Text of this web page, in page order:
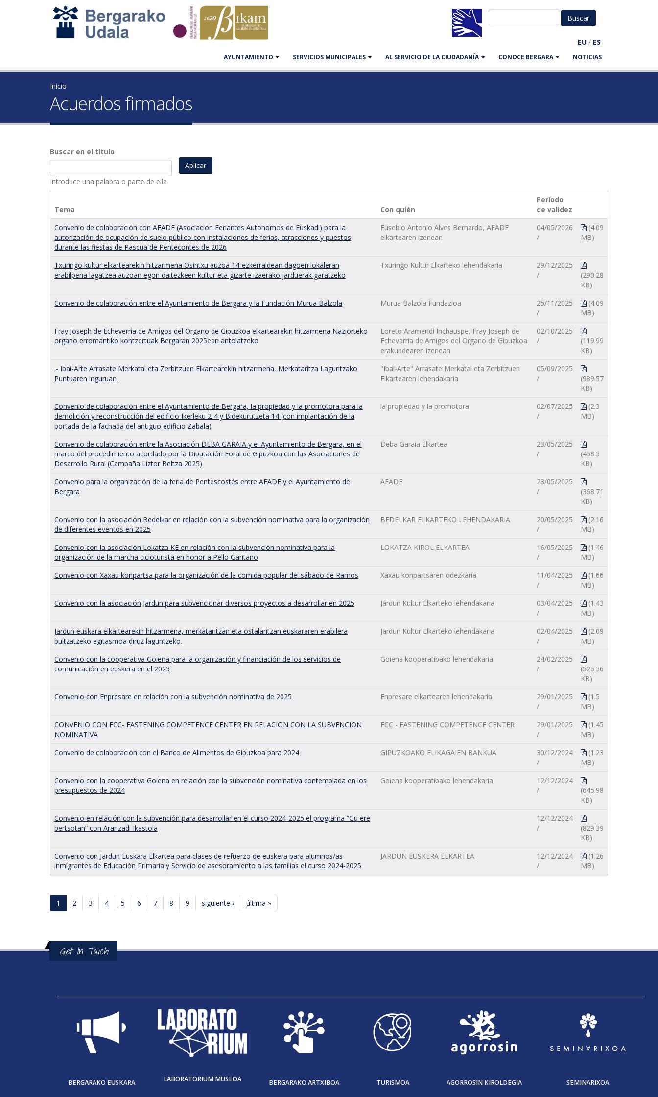
EU / ES
AYUNTAMIENTO SERVICIOS MUNICIPALES AL SERVICIO DE LA CIUDADANÍA CONOCE BERGARA NOTICIAS
Inicio
Acuerdos firmados
Buscar en el título
Introduce una palabra o parte de ella
Tema Con quién
Período
de validez
Convenio de colaboración con AFADE (Asociacion Feriantes Autonomos de Euskadi) para la
autorización de ocupación de suelo público con instalaciones de ferias, atracciones y puestos
durante las fiestas de Pascua de Pentecontes de 2026
Eusebio Antonio Alves Bernardo, AFADE
elkartearen izenean
04/05/2026
/
(4.09
MB)
Txuringo kultur elkartearekin hitzarmena Osintxu auzoa 14-ezkerraldean dagoen lokaleran
erabilpena lagatzea auzoan egon daitezkeen kultur eta gizarte izaerako jarduerak garatzeko
Txuringo Kultur Elkarteko lehendakaria
29/12/2025
/
(290.28
KB)
Convenio de colaboración entre el Ayuntamiento de Bergara y la Fundación Murua Balzola
Murua Balzola Fundazioa
25/11/2025
/
(4.09
MB)
Fray Joseph de Echeverria de Amigos del Organo de Gipuzkoa elkartearekin hitzarmena Naziorteko
organo erromantiko kontzertuak Bergaran 2025ean antolatzeko
Loreto Aramendi Inchauspe, Fray Joseph de
Echevarria de Amigos del Organo de Gipuzkoa
erakundearen izenean
02/10/2025
/
(119.99
KB)
.- Ibai-Arte Arrasate Merkatal eta Zerbitzuen Elkartearekin hitzarmena, Merkataritza Laguntzako
Puntuaren inguruan.
"Ibai-Arte" Arrasate Merkatal eta Zerbitzuen
Elkartearen lehendakaria
05/09/2025
/
(989.57
KB)
Convenio de colaboración entre el Ayuntamiento de Bergara, la propiedad y la promotora para la
demolición y reconstrucción del edificio Ikerleku 2-4 y Bidekurutzeta 14 (con implantación de la
portada de la fachada del antiguo edificio Zabala)
la propiedad y la promotora
02/07/2025
/
(2.3
MB)
Convenio de colaboración entre la Asociación DEBA GARAIA y el Ayuntamiento de Bergara, en el
marco del procedimiento acordado por la Diputación Foral de Gipuzkoa con las Asociaciones de
Desarrollo Rural (Campaña Liztor Beltza 2025)
Deba Garaia Elkartea
23/05/2025
/
(458.5
KB)
Convenio para la organización de la feria de Pentescostés entre AFADE y el Ayuntamiento de
Bergara
AFADE
23/05/2025
/
(368.71
KB)
Convenio con la asociación Bedelkar en relación con la subvención nominativa para la organización
de diferentes eventos en 2025
BEDELKAR ELKARTEKO LEHENDAKARIA
20/05/2025
/
(2.16
MB)
Convenio con la asociación Lokatza KE en relación con la subvención nominativa para la
organización de la marcha cicloturista en honor a Pello Garitano
LOKATZA KIROL ELKARTEA
16/05/2025
/
(1.46
MB)
Convenio con Xaxau konpartsa para la organización de la comida popular del sábado de Ramos
Xaxau konpartsaren odezkaria
11/04/2025
/
(1.66
MB)
Convenio con la asociación Jardun para subvencionar diversos proyectos a desarrollar en 2025
Jardun Kultur Elkarteko lehendakaria
03/04/2025
/
(1.43
MB)
Jardun euskara elkartearekin hitzarmena, merkataritzan eta ostalaritzan euskararen erabilera
bultzatzeko egitasmoa diruz laguntzeko.
Jardun Kultur Elkarteko lehendakaria
02/04/2025
/
(2.09
MB)
Convenio con la cooperativa Goiena para la organización y financiación de los servicios de
comunicación en euskera en el 2025
Goiena kooperatibako lehendakaria
24/02/2025
/
(525.56
KB)
Convenio con Enpresare en relación con la subvención nominativa de 2025
Enpresare elkartearen lehendakaria
29/01/2025
/
(1.5
MB)
CONVENIO CON FCC- FASTENING COMPETENCE CENTER EN RELACION CON LA SUBVENCION
NOMINATIVA
FCC - FASTENING COMPETENCE CENTER
29/01/2025
/
(1.45
MB)
Convenio de colaboración con el Banco de Alimentos de Gipuzkoa para 2024
GIPUZKOAKO ELIKAGAIEN BANKUA
30/12/2024
/
(1.23
MB)
Convenio con la cooperativa Goiena en relación con la subvención nominativa contemplada en los
presupuestos de 2024
Goiena kooperatibako lehendakaria
12/12/2024
/
(645.98
KB)
Convenio en relación con la subvención para desarrollar en el curso 2024-2025 el programa “Gu ere
bertsotan” con Aranzadi Ikastola
12/12/2024
/
(829.39
KB)
Convenio con Jardun Euskara Elkartea para clases de refuerzo de euskera para alumnos/as
inmigrantes de Educación Primaria y Servicio de asesoramiento a las familias el curso 2024-2025
JARDUN EUSKERA ELKARTEA
12/12/2024
/
(1.26
MB)
Páginas
1 2 3 4 5 6 7 8 9 siguiente › última »
Get In Touch
BERGARAKO EUSKARA LABORATORIUM MUSEOA BERGARAKO ARTXIBOA TURISMOA AGORROSIN KIROLDEGIA SEMINARIXOA